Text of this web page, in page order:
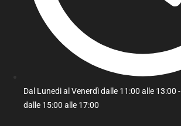
Dal Lunedi al Venerdì dalle 11:00 alle 13:00 -
dalle 15:00 alle 17:00